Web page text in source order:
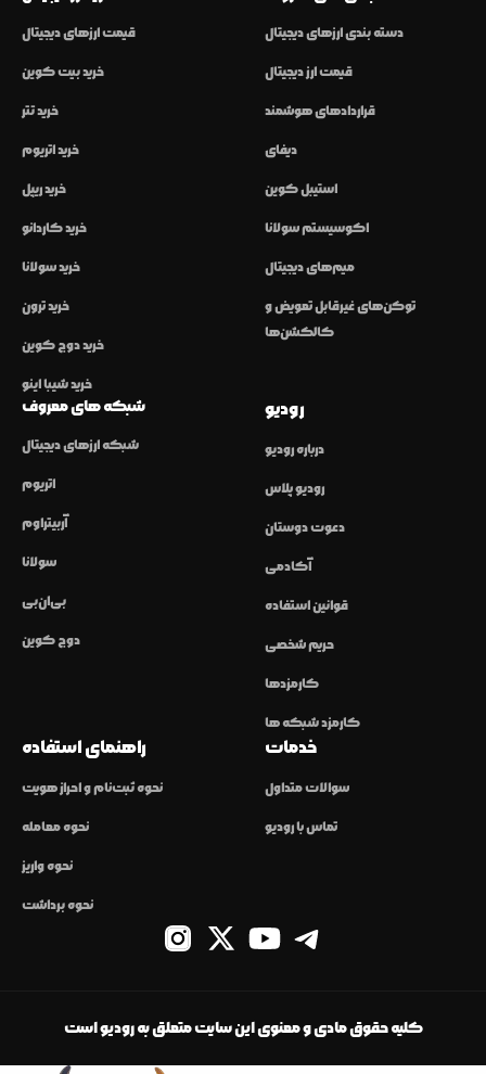
قیمت ارزهای دیجیتال
خرید بیت کوین
خرید تتر
خرید اتریوم
خرید ریپل
خرید کاردانو
خرید سولانا
خرید ترون
خرید دوج کوین
خرید شیبا اینو
دسته بندی ارزهای دیجیتال
قیمت ارز دیجیتال
قراردادهای هوشمند
دیفای
استیبل کوین
اکوسیستم سولانا
میم‌های دیجیتال
توکن‌های غیرقابل تعویض و
کالکشن‌ها
شبکه های معروف
شبکه ارزهای دیجیتال
اتریوم
آربیتراوم
سولانا
بی‌ان‌بی
دوج کوین
رودیو
درباره رودیو
رودیو پلاس
دعوت دوستان
آکادمی
قوانین استفاده
حریم شخصی
کارمزدها
کارمزد شبکه ها
راهنمای استفاده
نحوه ثبت‌نام و احراز هویت
نحوه معامله
نحوه واریز
نحوه برداشت
خدمات
سوالات متداول
تماس با رودیو
کلیه حقوق مادی و معنوی این سایت متعلق به رودیو است